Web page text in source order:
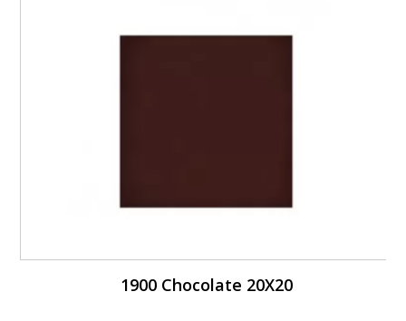
1900 Chocolate 20X20